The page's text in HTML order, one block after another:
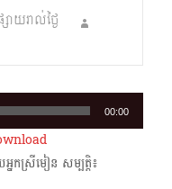
ាយរាល់ថ្ងៃ
00:00
អ្នកស្រីមៀន សម្បត្តិ៖